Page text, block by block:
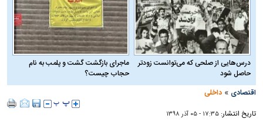
درس‌هایی از صلحی که می‌توانست زودتر
حاصل شود
ماجرای بازگشت گشت و پلمب به نام
حجاب چیست؟
اقتصادی »داخلی
تاریخ انتشار:۱۷:۳۵ - ۰۵ آذر ۱۳۹۸